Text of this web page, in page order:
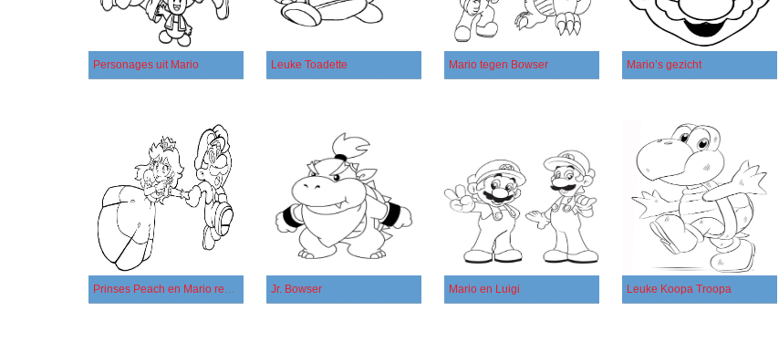
Personages uit Mario Leuke Toadette Mario tegen Bowser Mario’s gezicht
Prinses Peach en Mario rennen Jr. Bowser Mario en Luigi Leuke Koopa Troopa